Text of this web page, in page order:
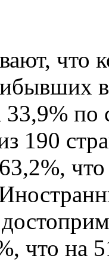
что
в
33,9%
190
что